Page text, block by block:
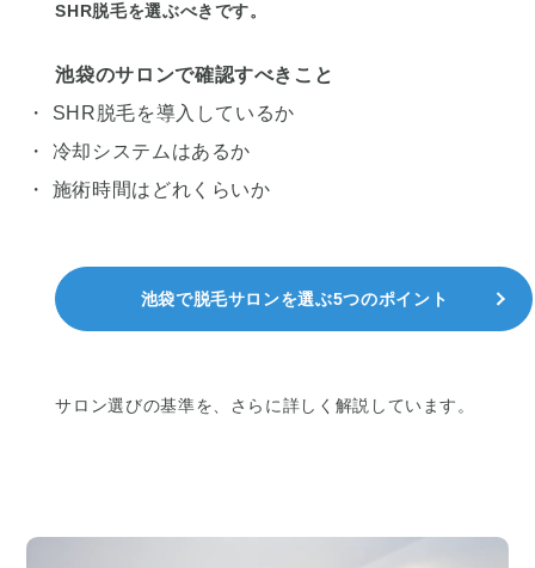
SHR脱毛を選ぶべきです。
池袋のサロンで確認すべきこと
・ SHR脱毛を導入しているか
・ 冷却システムはあるか
・ 施術時間はどれくらいか
池袋で脱毛サロンを選ぶ5つのポイント
サロン選びの基準を、さらに詳しく解説しています。